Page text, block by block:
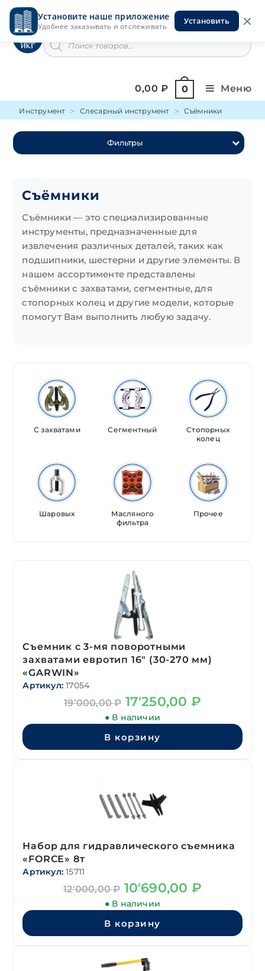
Установите наше приложение
Удобнее заказывать и отслеживать
Установить
Перейти
содержимомуИнструменты на Горской
товаров
0,00₽ 0 Меню
Инструмент Слесарный инструмент Съёмники
Фильтры
Съёмники
Съёмники — это специализированные
инструменты, предназначенные для
извлечения различных деталей, таких как
подшипники, шестерни и другие элементы. В
нашем ассортименте представлены
съёмники с захватами, сегментные, для
стопорных колец и другие модели, которые
помогут Вам выполнить любую задачу.
С захватами Сегментный
Стопорных
колец
Шаровых
Масляного
фильтра
Прочее
Съемник с 3-мя поворотными
захватами евротип 16″ (30-270 мм)
«GARWIN»
Артикул: 17054
19'000,00₽ Первоначальная
цена
составляла
19'000,00 ₽.
17'250,00 ₽Текущая
17'250,00 ₽.
● В наличии
В корзину
Набор для гидравлического съемника
«FORCE» 8т
Артикул: 15711
12'000,00₽ Первоначальная
цена
составляла
12'000,00 ₽.
10'690,00 ₽Текущая
10'690,00 ₽.
● В наличии
В корзину